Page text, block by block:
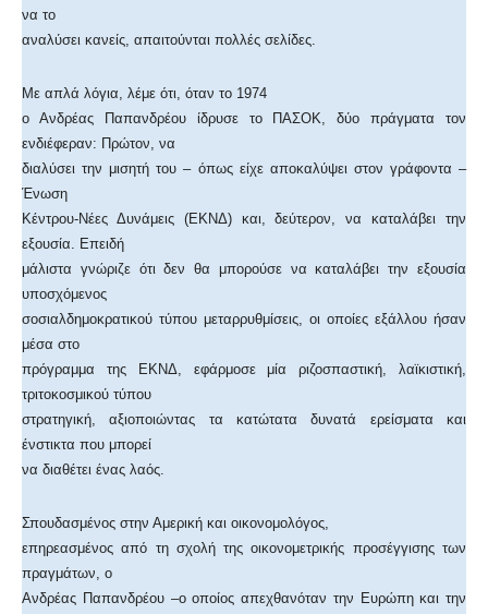
να το
αναλύσει κανείς, απαιτούνται πολλές σελίδες.
Με απλά λόγια, λέμε ότι, όταν το 1974
ο Ανδρέας Παπανδρέου ίδρυσε το ΠΑΣΟΚ, δύο πράγματα τον
ενδιέφεραν: Πρώτον, να
διαλύσει την μισητή του – όπως είχε αποκαλύψει στον γράφοντα –
Ένωση
Κέντρου-Νέες Δυνάμεις (ΕΚΝΔ) και, δεύτερον, να καταλάβει την
εξουσία. Επειδή
μάλιστα γνώριζε ότι δεν θα μπορούσε να καταλάβει την εξουσία
υποσχόμενος
σοσιαλδημοκρατικού τύπου μεταρρυθμίσεις, οι οποίες εξάλλου ήσαν
μέσα στο
πρόγραμμα της ΕΚΝΔ, εφάρμοσε μία ριζοσπαστική, λαϊκιστική,
τριτοκοσμικού τύπου
στρατηγική, αξιοποιώντας τα κατώτατα δυνατά ερείσματα και
ένστικτα που μπορεί
να διαθέτει ένας λαός.
Σπουδασμένος στην Αμερική και οικονομολόγος,
επηρεασμένος από τη σχολή της οικονομετρικής προσέγγισης των
πραγμάτων, ο
Ανδρέας Παπανδρέου –ο οποίος απεχθανόταν την Ευρώπη και την